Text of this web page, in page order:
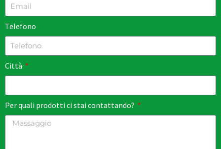
Telefono
Città
Per quali prodotti ci stai contattando?